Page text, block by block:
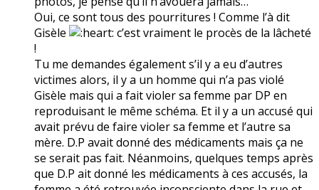
Oui, ce sont tous des pourritures ! Comme l’à dit
Gisèle
c’est vraiment le procès de la lâcheté
!
Tu me demandes également s’il y a eu d’autres
victimes alors, il y a un homme qui n’a pas violé
Gisèle mais qui a fait violer sa femme par DP en
reproduisant le même schéma. Et il y a un accusé qui
avait prévu de faire violer sa femme et l’autre sa
mère. D.P avait donné des médicaments mais ça ne
se serait pas fait. Néanmoins, quelques temps après
que D.P ait donné les médicaments à ces accusés, la